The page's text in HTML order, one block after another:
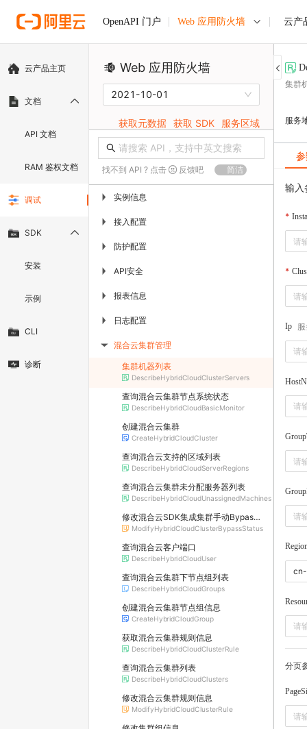
OpenAPI 门户 Web 应用防火墙 云产
云产品主页
文档
API 文档
RAM 鉴权文档
调试
SDK
安装
示例
CLI
诊断
Web 应用防火墙
2021-10-01
获取元数据 获取 SDK 服务区域
找不到 API ? 点击 反馈吧 简洁
▶ 实例信息
▶ 接入配置
▶ 防护配置
▶ API安全
▶ 报表信息
▶ 日志配置
▶ 混合云集群管理
集群机器列表
DescribeHybridCloudClusterServers
查询混合云集群节点系统状态
DescribeHybridCloudBasicMonitor
创建混合云集群
CreateHybridCloudCluster
查询混合云支持的区域列表
DescribeHybridCloudServerRegions
查询混合云集群未分配服务器列表
DescribeHybridCloudUnassignedMachines
修改混合云SDK集成集群手动Bypass开关
ModifyHybridCloudClusterBypassStatus
查询混合云客户端口
DescribeHybridCloudUser
查询混合云集群下节点组列表
DescribeHybridCloudGroups
创建混合云集群节点组信息
CreateHybridCloudGroup
获取混合云集群规则信息
DescribeHybridCloudClusterRule
查询混合云集群列表
DescribeHybridCloudClusters
修改混合云集群规则信息
ModifyHybridCloudClusterRule
集群
服务
输入
Ip
分页